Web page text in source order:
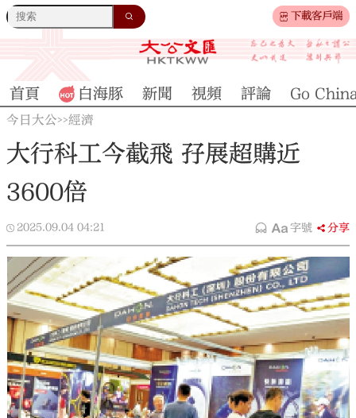
下載客戶端
首頁 白海豚 新聞 視頻 評論 Go
今日大公>>經濟
大行科工今截飛 孖展超購近
3600倍
2025.09.04 04:21 字號 分享